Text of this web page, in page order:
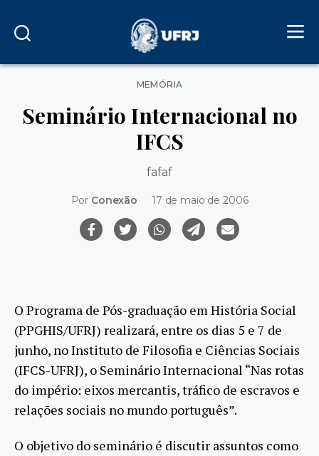
Categorias
MEMÓRIA
Seminário Internacional no
IFCS
fafaf
Por Conexão 17 de maio de 2006
O Programa de Pós-graduação em História Social
(PPGHIS/UFRJ) realizará, entre os dias 5 e 7 de
junho, no Instituto de Filosofia e Ciências Sociais
(IFCS-UFRJ), o Seminário Internacional “Nas rotas
do império: eixos mercantis, tráfico de escravos e
relações sociais no mundo português”.
O objetivo do seminário é discutir assuntos como